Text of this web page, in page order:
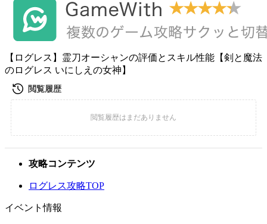
【ログレス】霊刀オーシャンの評価とスキル性能【剣と魔法
のログレス いにしえの女神】
攻略コンテンツ
ログレス攻略TOP
イベント情報